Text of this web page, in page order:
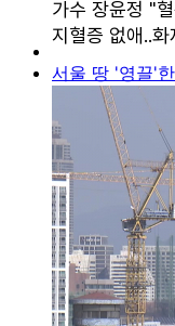
서울 땅 '영끌'